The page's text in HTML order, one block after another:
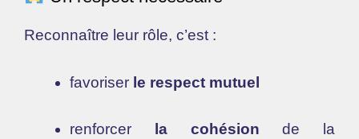
Reconnaître leur rôle, c’est :
favoriser le respect mutuel
renforcer la cohésion de la